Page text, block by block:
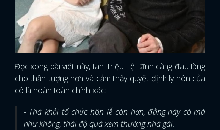
Đọc xong bài viết này, fan Triệu Lệ Dĩnh càng đau lòng
cho thần tượng hơn và cảm thấy quyết định ly hôn của
cô là hoàn toàn chính xác:
- Thà khỏi tổ chức hôn lễ còn hơn, đằng này có mà
như không, thái độ quá xem thường nhà gái.